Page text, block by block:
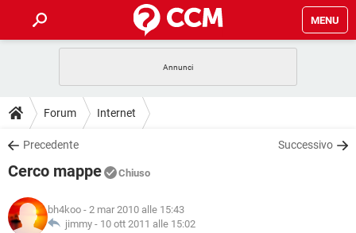
MENU
INTRATTENIMENTO
iOS
INSTAGRAM
TIKTOK
HARDWARE
GUIDE
COVID-19
INSTAGRAM
DOWNLOAD
COVID-19
INTRATTENIMENTO
iOS WINDOWS 10
COVID-19
GLOSSARIO
Forum Internet
Precedente Successivo
Cerco mappe Chiuso
bh4koo - 2 mar 2010 alle 15:43
jimmy - 10 ott 2011 alle 15:02